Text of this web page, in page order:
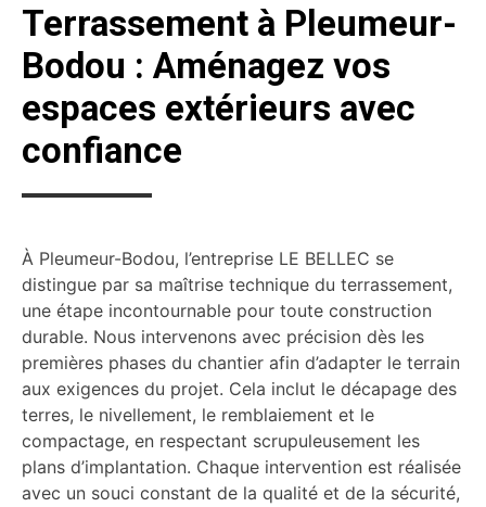
Terrassement à Pleumeur-
Bodou : Aménagez vos
espaces extérieurs avec
confiance
À Pleumeur-Bodou, l’entreprise LE BELLEC se
distingue par sa maîtrise technique du terrassement,
une étape incontournable pour toute construction
durable. Nous intervenons avec précision dès les
premières phases du chantier afin d’adapter le terrain
aux exigences du projet. Cela inclut le décapage des
terres, le nivellement, le remblaiement et le
compactage, en respectant scrupuleusement les
plans d’implantation. Chaque intervention est réalisée
avec un souci constant de la qualité et de la sécurité,